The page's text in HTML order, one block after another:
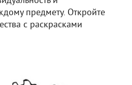
предмету. Откройте
с раскрасками